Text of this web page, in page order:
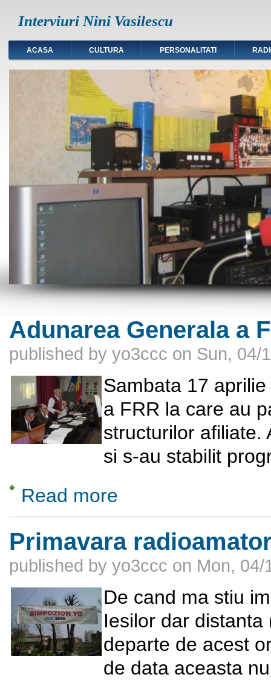
Interviuri Nini Vasilescu
ACASA CULTURA PERSONALITATI
Adunarea Generala a
published by yo3ccc on Sun, 04/
Sambata 17
a FRR la care au
structurilor afiliate.
si s-au stabilit
Read more
Primavara
published by yo3ccc on Mon, 04/
De cand ma stiu
Iesilor dar
departe de acest
de data aceasta